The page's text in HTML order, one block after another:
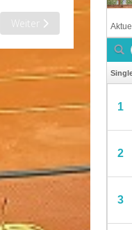
Nächster Beitrag: Sieg und
Weiter